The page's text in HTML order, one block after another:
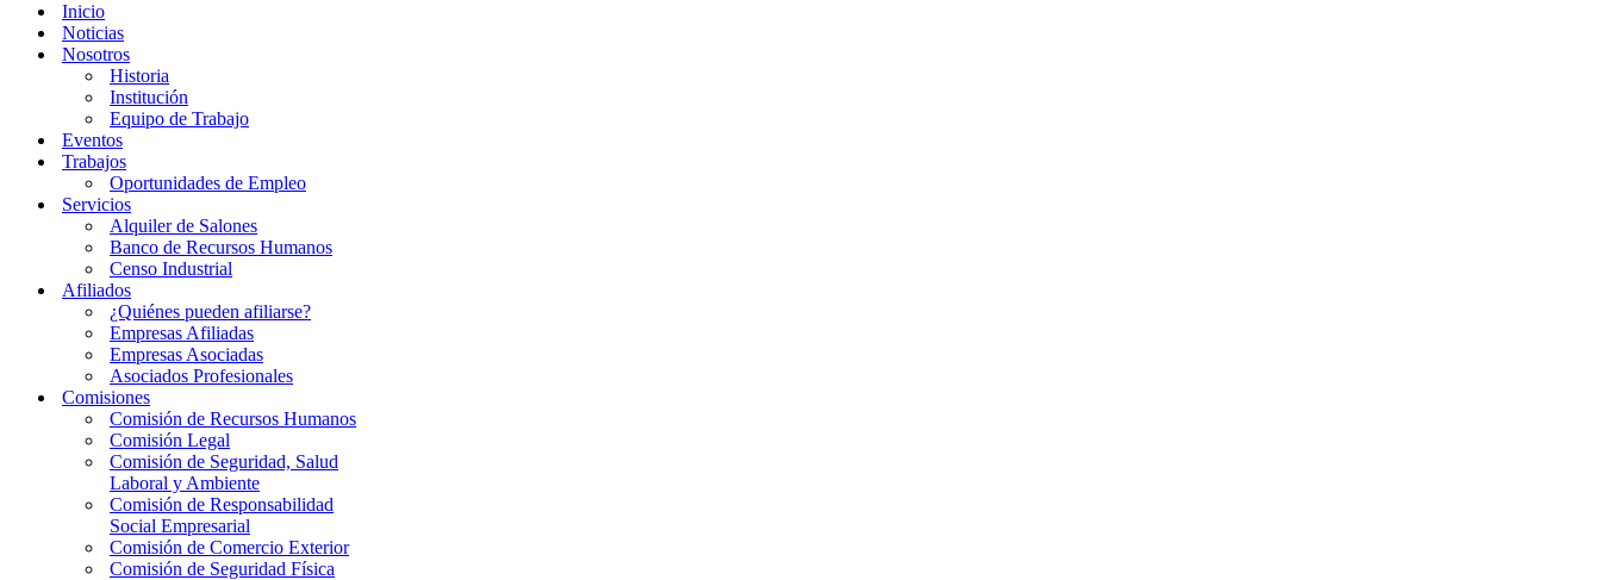
Inicio
Noticias
Nosotros
Historia
Institución
Equipo de Trabajo
Eventos
Trabajos
Oportunidades de Empleo
Servicios
Alquiler de Salones
Banco de Recursos Humanos
Censo Industrial
Afiliados
¿Quiénes pueden afiliarse?
Empresas Afiliadas
Empresas Asociadas
Asociados Profesionales
Comisiones
Comisión de Recursos Humanos
Comisión Legal
Comisión de Seguridad, Salud
Laboral y Ambiente
Comisión de Responsabilidad
Social Empresarial
Comisión de Comercio Exterior
Comisión de Seguridad Física